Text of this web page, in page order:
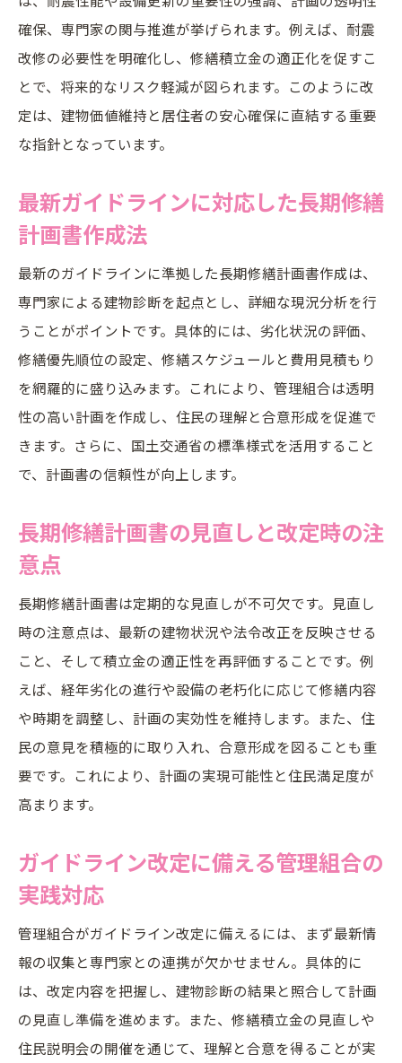
確保、専門家の関与推進が挙げられます。例えば、耐震
改修の必要性を明確化し、修繕積立金の適正化を促すこ
とで、将来的なリスク軽減が図られます。このように改
定は、建物価値維持と居住者の安心確保に直結する重要
な指針となっています。
最新ガイドラインに対応した長期修繕
計画書作成法
最新のガイドラインに準拠した長期修繕計画書作成は、
専門家による建物診断を起点とし、詳細な現況分析を行
うことがポイントです。具体的には、劣化状況の評価、
修繕優先順位の設定、修繕スケジュールと費用見積もり
を網羅的に盛り込みます。これにより、管理組合は透明
性の高い計画を作成し、住民の理解と合意形成を促進で
きます。さらに、国土交通省の標準様式を活用すること
で、計画書の信頼性が向上します。
長期修繕計画書の見直しと改定時の注
意点
長期修繕計画書は定期的な見直しが不可欠です。見直し
時の注意点は、最新の建物状況や法令改正を反映させる
こと、そして積立金の適正性を再評価することです。例
えば、経年劣化の進行や設備の老朽化に応じて修繕内容
や時期を調整し、計画の実効性を維持します。また、住
民の意見を積極的に取り入れ、合意形成を図ることも重
要です。これにより、計画の実現可能性と住民満足度が
高まります。
ガイドライン改定に備える管理組合の
実践対応
管理組合がガイドライン改定に備えるには、まず最新情
報の収集と専門家との連携が欠かせません。具体的に
は、改定内容を把握し、建物診断の結果と照合して計画
の見直し準備を進めます。また、修繕積立金の見直しや
住民説明会の開催を通じて、理解と合意を得ることが実